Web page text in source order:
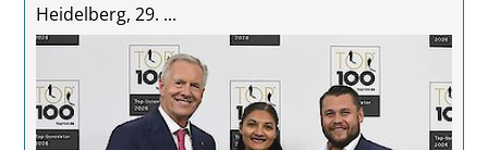
Heidelberg, 29. ...